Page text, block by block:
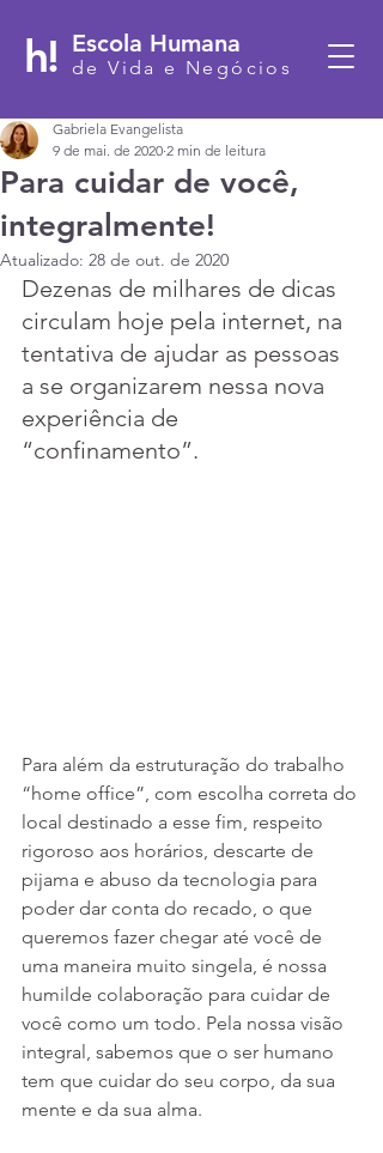
h! Escola Humana
de Vida e Negócios
Para cuidar de você,
integralmente!
Gabriela Evangelista
9 de mai. de 2020 2 min de leitura
Atualizado: 28 de out. de 2020
Dezenas de milhares de dicas
circulam hoje pela internet, na
tentativa de ajudar as pessoas
a se organizarem nessa nova
experiência de
“confinamento”.
Para além da estruturação do trabalho
“home office”, com escolha correta do
local destinado a esse fim, respeito
rigoroso aos horários, descarte de
pijama e abuso da tecnologia para
poder dar conta do recado, o que
queremos fazer chegar até você de
uma maneira muito singela, é nossa
humilde colaboração para cuidar de
você como um todo. Pela nossa visão
integral, sabemos que o ser humano
tem que cuidar do seu corpo, da sua
mente e da sua alma.